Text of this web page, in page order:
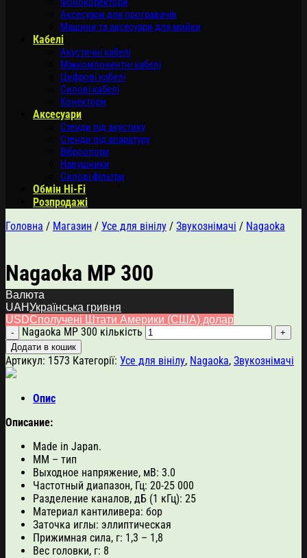
Аксесуари для програвачів
Машини та аксесуари для мийки
Кабелі
Акустичні кабелі
Міжкомпонентні кабелі
Цифрові кабелі
Силові кабелі
Конектори
Аксесуари
Стенди під акустику
Стенди під апаратуру
Віброопори
Навушники
Силові фільтри
Обмін Hi-Fi
Розпродажі
Головна / Магазин / Усе для вінілу / Звукознімачі / Nagaoka
Nagaoka MP 300
750.00$
Nagaoka MP 300 кількість
Додати в кошик
Артикул: 1573 Категорії: Усе для вінілу, Nagaoka, Звукознімачі
Опис
Описание:
Made in Japan.
MM – тип
Выходное напряжение, мВ: 3.0
Частотный диапазон, Гц: 20-25 000
Разделение каналов, дБ (1 кГц): 25
Материал кантиливера: бор
Заточка иглы: эллиптическая
Прижимная сила, г: 1,3 – 1,8
Вес головки, г: 8
Валюта
UAHУкраїнська гривня
USDСполучені Штати Америки (США) долар